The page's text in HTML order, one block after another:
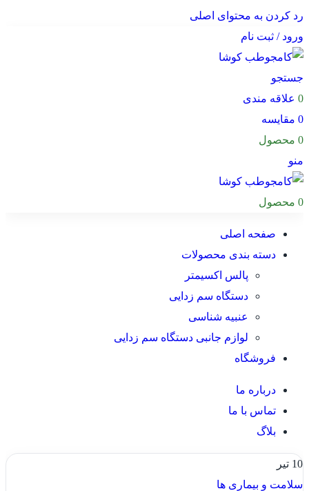
رد کردن به محتوای اصلی
ورود / ثبت نام
جستجو
0 علاقه مندی
0 مقایسه
0 محصول
منو
0 محصول
صفحه اصلی
دسته بندی محصولات
پالس اکسیمتر
دستگاه سم زدایی
عنبیه شناسی
لوازم جانبی دستگاه سم زدایی
فروشگاه
درباره ما
تماس با ما
بلاگ
10 تیر
سلامت و بیماری ها